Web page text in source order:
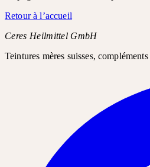
Retour à l’accueil
Ceres Heilmittel GmbH
Teintures mères suisses,